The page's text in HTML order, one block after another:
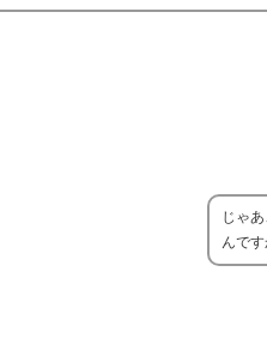
じゃ
んです